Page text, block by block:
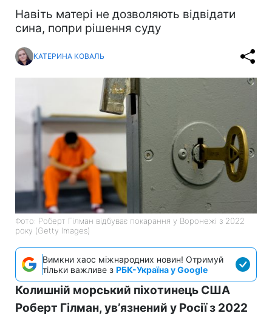
Навіть матері не дозволяють відвідати
сина, попри рішення суду
КАТЕРИНА КОВАЛЬ
Фото: Роберт Гілман відбуває покарання у Воронежі з 2022
року (Getty Images)
Вимкни хаос міжнародних новин! Отримуй
тільки важливе з РБК-Україна у Google
Колишній морський піхотинець США
Роберт Гілман, увʼязнений у Росії з 2022